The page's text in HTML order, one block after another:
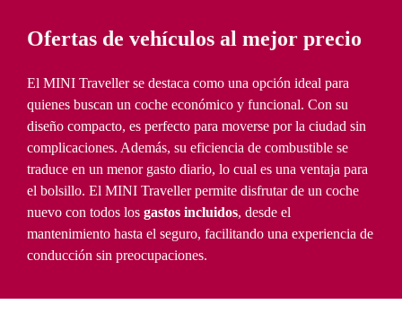
Ofertas de vehículos al mejor precio
El MINI Traveller se destaca como una opción ideal para
quienes buscan un coche económico y funcional. Con su
diseño compacto, es perfecto para moverse por la ciudad sin
complicaciones. Además, su eficiencia de combustible se
traduce en un menor gasto diario, lo cual es una ventaja para
el bolsillo. El MINI Traveller permite disfrutar de un coche
nuevo con todos los gastos incluidos, desde el
mantenimiento hasta el seguro, facilitando una experiencia de
conducción sin preocupaciones.